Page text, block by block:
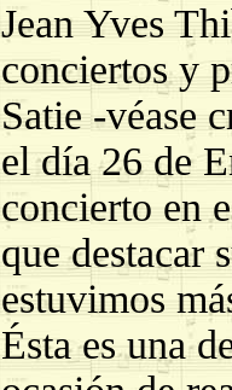
Jean Yves
conciertos y
Satie -véase
el día 26 de
concierto en
que destacar
estuvimos
Ésta es una